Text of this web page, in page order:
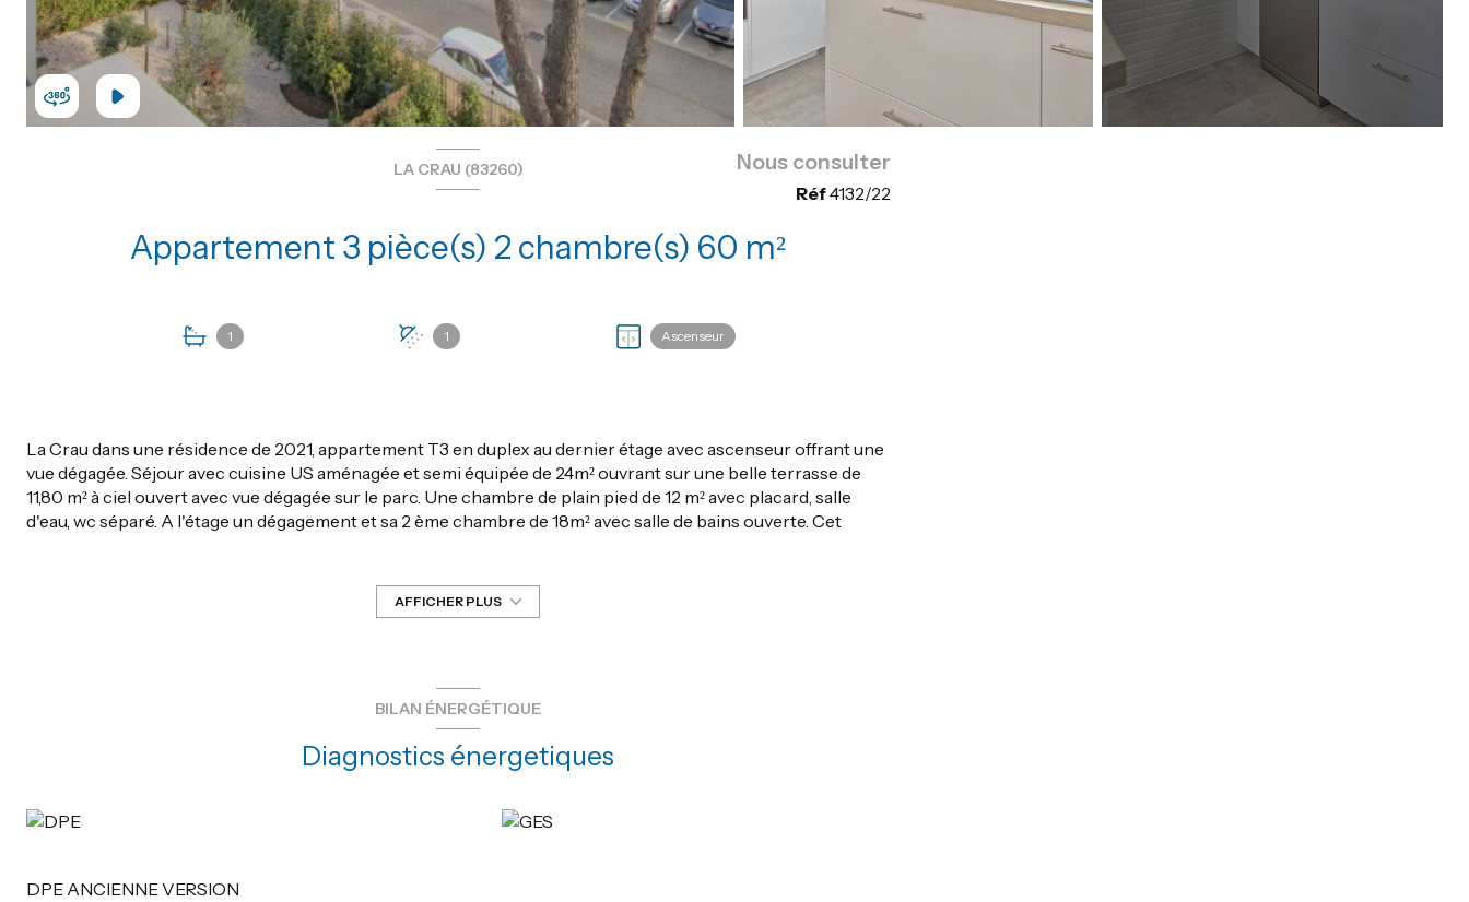
LA CRAU (83260)
Appartement 3 pièce(s) 2 chambre(s) 60 m²
1 1 Ascenseur
Nous consulter
Réf4132/22
La Crau dans une résidence de 2021, appartement T3 en duplex au dernier étage avec ascenseur offrant une
vue dégagée. Séjour avec cuisine US aménagée et semi équipée de 24m² ouvrant sur une belle terrasse de
11,80 m² à ciel ouvert avec vue dégagée sur le parc. Une chambre de plain pied de 12 m² avec placard, salle
d'eau, wc séparé. A l'étage un dégagement et sa 2 ème chambre de 18m² avec salle de bains ouverte. Cet
Visite virtuelle sur notre site : www.lagencehyeres.com
Copro de 56 lots charges annuelles 960€AN
AFFICHER PLUS
BILAN ÉNERGÉTIQUE
Diagnostics énergetiques
DPE ANCIENNE VERSION